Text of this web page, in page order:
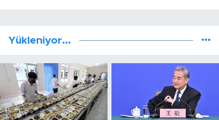
Yükleniyor...